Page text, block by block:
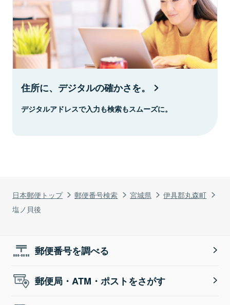
日本郵便トップ 郵便番号検索 宮城県
伊具郡丸森町
塩ノ貝後
住所に、デジタルの確かさを。
デジタルアドレスで入力も検索もスムーズに。
郵便番号を調べる
郵便局・ATM・ポストをさがす